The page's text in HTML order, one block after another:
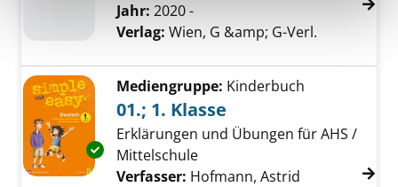
Jahr: 2020 -
Verlag: Wien, G &amp; G-Verl.
Exemplar-Details von 01.; 1. Klasse anzeigen
Mediengruppe: Kinderbuch
01.; 1. Klasse
Erklärungen und Übungen für AHS /
Mittelschule
Verfasser: Hofmann, Astrid Suche nach